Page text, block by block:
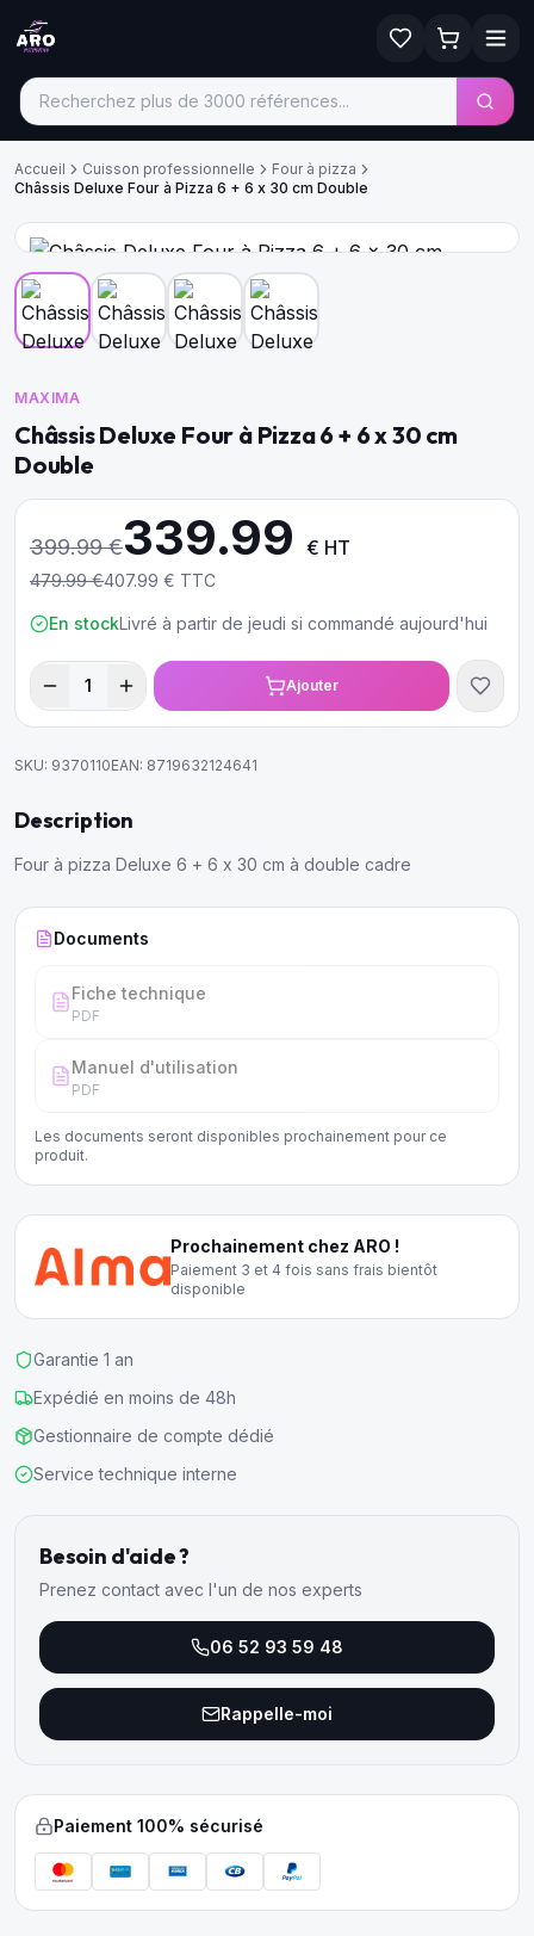
Accueil Cuisson professionnelle
Four à pizza
Châssis Deluxe Four à Pizza 6 + 6 x 30 cm Double
MAXIMA
Châssis Deluxe Four à Pizza 6 + 6 x 30 cm
Double
399.99€339.99 € HT
479.99€407.99 € TTC
En stockLivré à partir de jeudi si commandé aujourd'hui
1 Ajouter
SKU: 9370110EAN: 8719632124641
Description
Four à pizza Deluxe 6 + 6 x 30 cm à double cadre
Documents
Fiche technique
PDF
Manuel d'utilisation
PDF
Les documents seront disponibles prochainement pour ce
produit.
Prochainement chez ARO !
Paiement 3 et 4 fois sans frais bientôt
disponible
Garantie 1 an
Expédié en moins de 48h
Gestionnaire de compte dédié
Service technique interne
Besoin d'aide ?
Prenez contact avec l'un de nos experts
06 52 93 59 48
Rappelle-moi
Paiement 100% sécurisé